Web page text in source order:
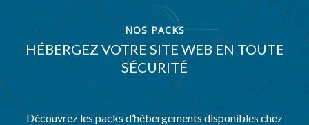
NOS PACKS
HÉBERGEZ VOTRE SITE WEB EN TOUTE
SÉCURITÉ
Découvrez les packs d’hébergements disponibles chez